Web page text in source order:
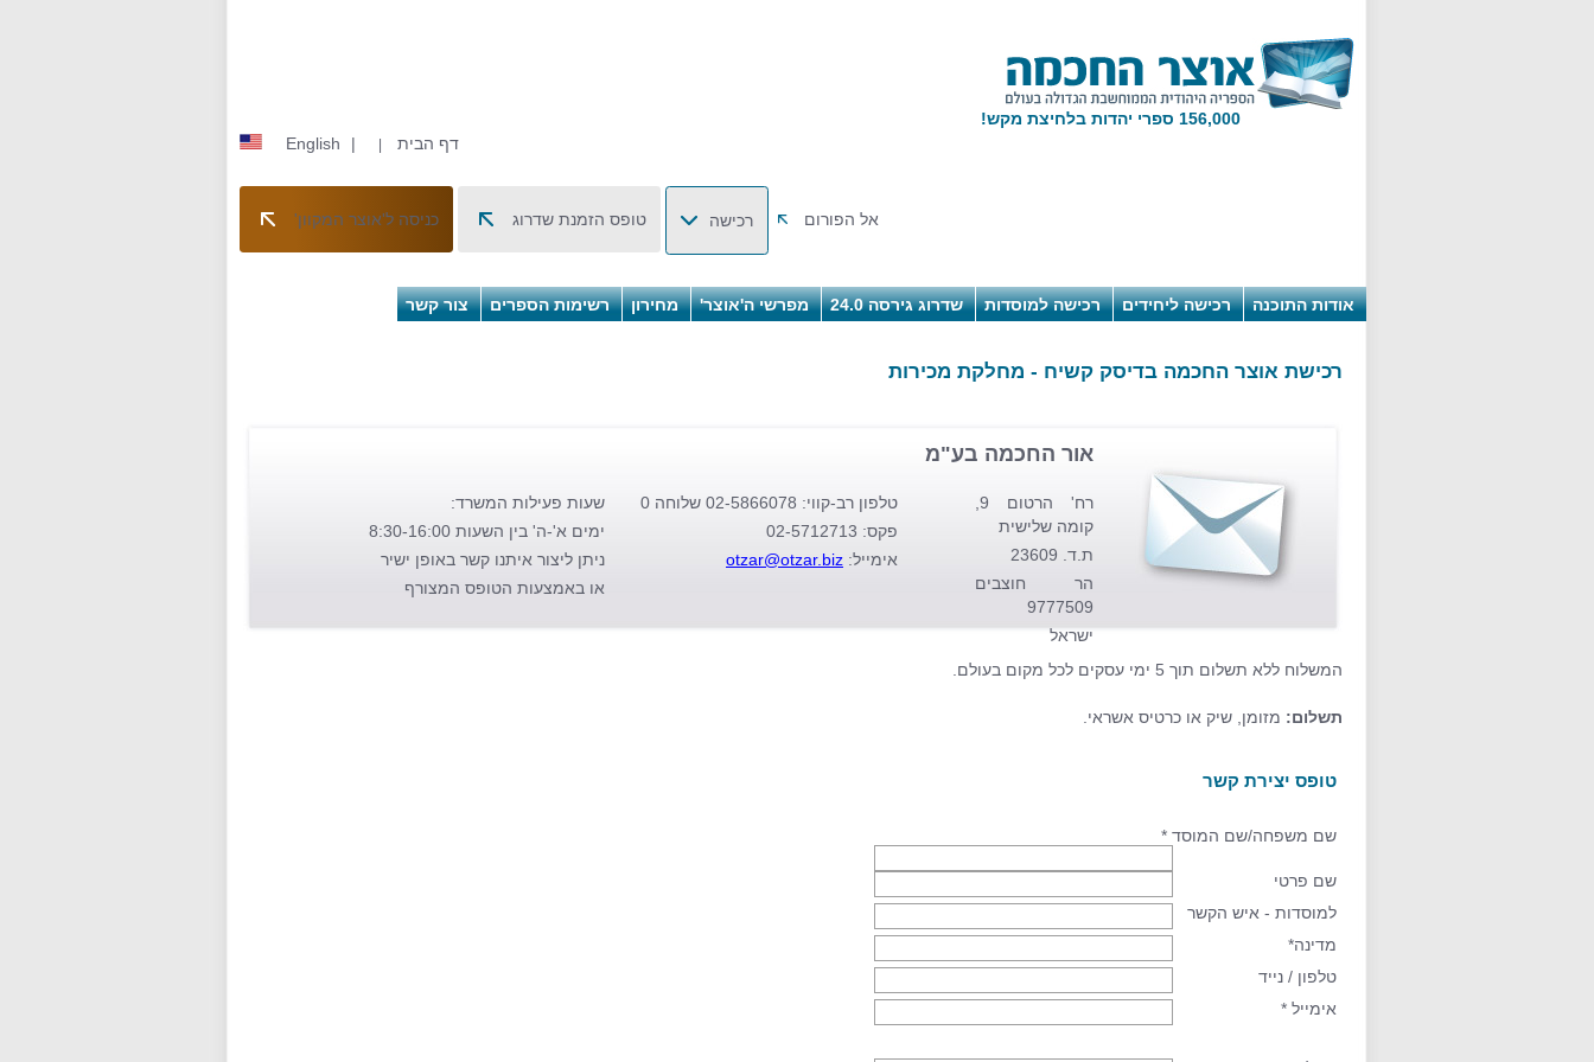
דף הבית
|
English
כניסה ל'אוצר המקוון' טופס הזמנת שדרוג רכישה אל הפורום
אודות התוכנה רכישה ליחידים רכישה למוסדות שדרוג גירסה 24.0 מפרשי ה'אוצר' מחירון רשימות הספרים צור קשר
רכישת אוצר החכמה בדיסק קשיח - מחלקת מכירות
אור החכמה בע"מ
קומה שלישית
ת.ד. 23609
הר חוצבים
9777509
ישראל
טלפון רב-קווי: 02-5866078 שלוחה 0
פקס: 02-5712713
אימייל: otzar@otzar.biz
שעות פעילות המשרד:
ימים א'-ה' בין השעות 8:30-16:00
ניתן ליצור איתנו קשר באופן ישיר
או באמצעות הטופס המצורף
המשלוח ללא תשלום תוך 5 ימי עסקים לכל מקום בעולם.
תשלום: מזומן, שיק או כרטיס אשראי.
טופס יצירת קשר
שם משפחה/שם המוסד *
שם פרטי
למוסדות - איש הקשר
מדינה*
טלפון / נייד
אימייל *